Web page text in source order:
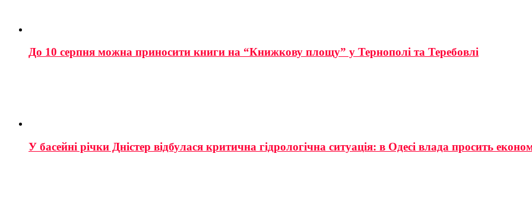
До 10 серпня можна приносити книги на “Книжкову площу” у Тернополі та Теребовлі
У басейні річки Дністер відбулася критична гідрологічна ситуація: в Одесі влада просить